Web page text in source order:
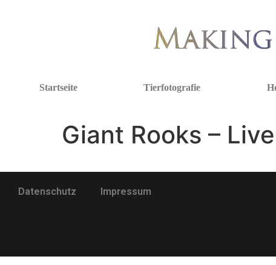
Startseite Tierfotografie
Giant Rooks –
Datenschutz Impressum